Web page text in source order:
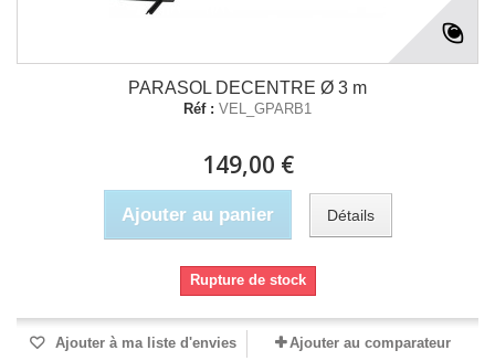
PARASOL DECENTRE Ø 3 m
Réf : VEL_GPARB1
149,00 €
Ajouter au panier Détails
Rupture de stock
Ajouter à ma liste d'envies Ajouter au comparateur